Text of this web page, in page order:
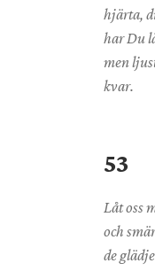
hjärta,
har Du
men
kvar.
53
Låt oss
och
de